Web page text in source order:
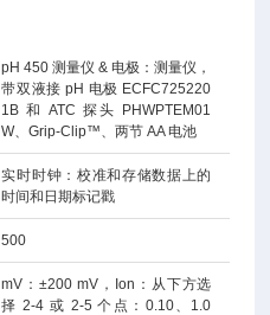
pH 450 测量仪 & 电极：测量仪，
带双液接 pH 电极 ECFC725220
1B 和 ATC 探头 PHWPTEM01
W、Grip-Clip™、两节 AA 电池
实时时钟：校准和存储数据上的
时间和日期标记戳
500
mV：±200 mV，Ion：从下方选
择 2-4 或 2-5 个点：0.10、1.0